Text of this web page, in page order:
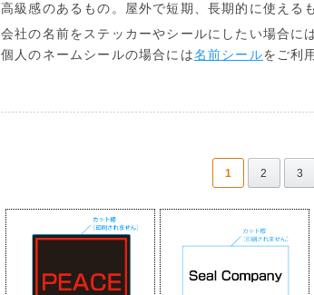
高級感のあるもの。屋外で短期、長期的に使える
会社の名前をステッカーやシールにしたい場合に
個人のネームシールの場合には名前シールをご利
1 2 3